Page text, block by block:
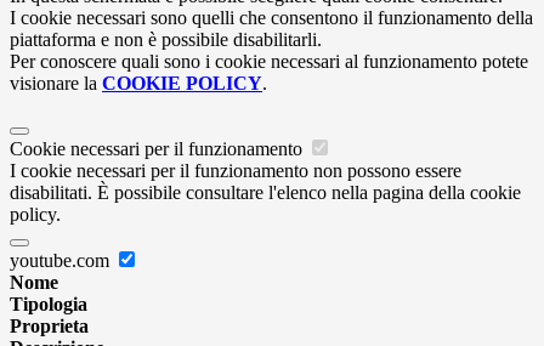
I cookie necessari sono quelli che consentono il funzionamento della
piattaforma e non è possibile disabilitarli.
Per conoscere quali sono i cookie necessari al funzionamento potete
visionare la COOKIE POLICY.
Cookie necessari per il funzionamento
I cookie necessari per il funzionamento non possono essere
disabilitati. È possibile consultare l'elenco nella pagina della cookie
policy.
youtube.com
Nome
Tipologia
Proprieta